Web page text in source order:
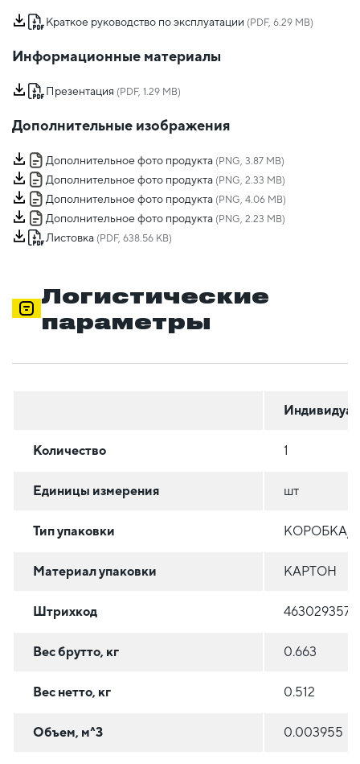
Краткое руководство по эксплуатации (PDF, 6.29 MB)
Информационные материалы
Презентация (PDF, 1.29 MB)
Дополнительные изображения
Дополнительное фото продукта (PNG, 3.87 MB)
Дополнительное фото продукта (PNG, 2.33 MB)
Дополнительное фото продукта (PNG, 4.06 MB)
Дополнительное фото продукта (PNG, 2.23 MB)
Листовка (PDF, 638.56 KB)
Логистические
параметры
Количество 1
Единицы измерения шт
Тип упаковки КОРОБКА/
Материал упаковки КАРТОН
Штрихкод
Вес брутто, кг 0.663
Вес нетто, кг 0.512
Объем, м^3 0.003955